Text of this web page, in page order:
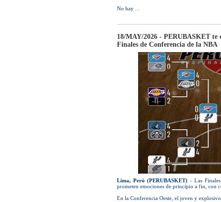
No hay ...
18/MAY/2026 - PERUBASKET te
Finales de Conferencia de la NBA
Lima, Perú (PERUBASKET)- Las Finales
prometen emociones de principio a fin, con
En la Conferencia Oeste, el joven y